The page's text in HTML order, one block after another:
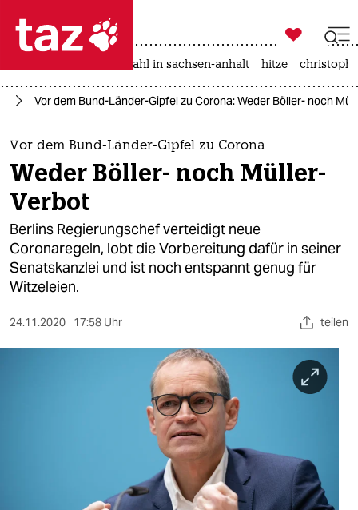
 taz zahl ich
taz zahl ich
themen
politik
öko
gesellschaft
kultur
sport

taz zahl ich
landtagswahl in sachsen-anhalt hitze
Vor dem Bund-Länder-Gipfel zu Corona: Weder Böller- noch
Vor dem Bund-Länder-Gipfel zu Corona
Weder Böller- noch Müller-
Verbot
Berlins Regierungschef verteidigt neue
Coronaregeln, lobt die Vorbereitung dafür in seiner
Senatskanzlei und ist noch entspannt genug für
Witzeleien.
24.11.2020 17:58 Uhr teilen